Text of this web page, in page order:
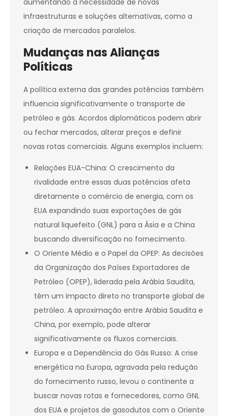
aumentando a necessidade de novas
infraestruturas e soluções alternativas, como a
criação de mercados paralelos.
Mudanças nas Alianças
Políticas
A política externa das grandes potências também
influencia significativamente o transporte de
petróleo e gás. Acordos diplomáticos podem abrir
ou fechar mercados, alterar preços e definir
novas rotas comerciais. Alguns exemplos incluem:
Relações EUA-China: O crescimento da
rivalidade entre essas duas potências afeta
diretamente o comércio de energia, com os
EUA expandindo suas exportações de gás
natural liquefeito (GNL) para a Ásia e a China
buscando diversificação no fornecimento.
O Oriente Médio e o Papel da OPEP: As decisões
da Organização dos Países Exportadores de
Petróleo (OPEP), liderada pela Arábia Saudita,
têm um impacto direto no transporte global de
petróleo. A aproximação entre Arábia Saudita e
China, por exemplo, pode alterar
significativamente os fluxos comerciais.
Europa e a Dependência do Gás Russo: A crise
energética na Europa, agravada pela redução
do fornecimento russo, levou o continente a
buscar novas rotas e fornecedores, como GNL
dos EUA e projetos de gasodutos com o Oriente